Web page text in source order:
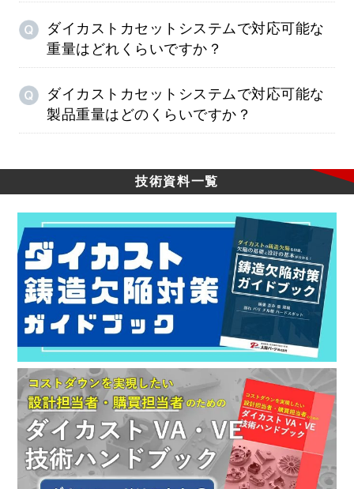
ダイカストカセットシステムで対応可能な
重量はどれくらいですか？
ダイカストカセットシステムで対応可能な
製品重量はどのくらいですか？
技術資料一覧